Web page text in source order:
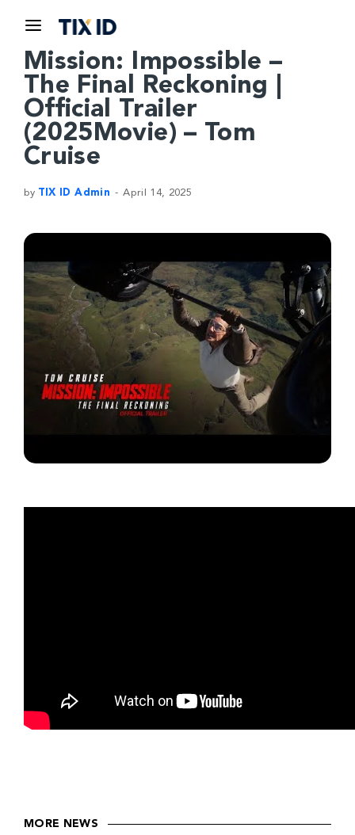
Mission: Impossible –
The Final Reckoning |
Official Trailer
(2025Movie) – Tom
Cruise
by TIX ID Admin April 14, 2025
MORE NEWS